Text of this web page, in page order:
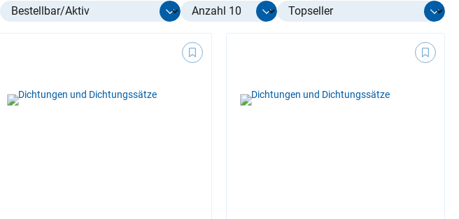
Select listing item type Select limit